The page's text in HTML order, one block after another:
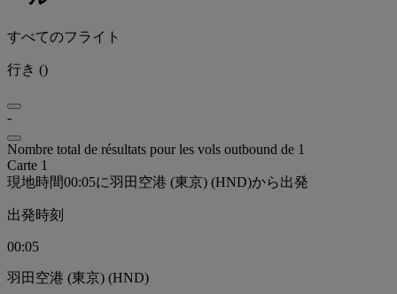
すべてのフライト
行き ()
-
Nombre total de résultats pour les vols outbound de 1
Carte 1
現地時間00:05に羽田空港 (東京) (HND)から出発
出発時刻
00:05
羽田空港 (東京) (HND)